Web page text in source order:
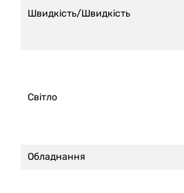
Швидкість/Швидкість
Світло
Обладнання